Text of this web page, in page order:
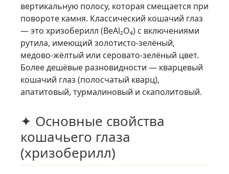
вертикальную полосу, которая смещается при
повороте камня. Классический кошачий глаз
— это хризоберилл (BeAl₂O₄) с включениями
рутила, имеющий золотисто-зелёный,
медово-жёлтый или серовато-зелёный цвет.
Более дешёвые разновидности — кварцевый
кошачий глаз (полосчатый кварц),
апатитовый, турмалиновый и скаполитовый.
✦ Основные свойства
кошачьего глаза
(хризоберилл)